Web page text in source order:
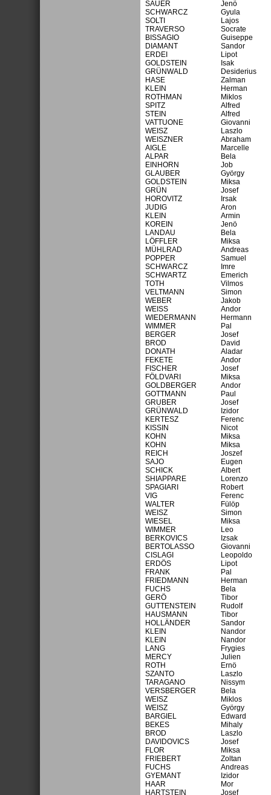
SAUER
Jenö
SCHWARCZ
Gyula
SOLTI
Lajos
TRAVERSO
Socrate
BISSAGIO
Guiseppe
DIAMANT
Sandor
ERDEI
Lipot
GOLDSTEIN
Isak
GRÜNWALD
Desiderius
HASE
Zalman
KLEIN
Herman
ROTHMAN
Miklos
SPITZ
Alfred
STEIN
Alfred
VATTUONE
Giovanni
WEISZ
Laszlo
WEISZNER
Abraham
AIGLE
Marcelle
ALPAR
Bela
EINHORN
Job
GLAUBER
György
GOLDSTEIN
Miksa
GRÜN
Josef
HOROVITZ
Irsak
JUDIG
Aron
KLEIN
Armin
KOREIN
Jenö
LANDAU
Bela
LÖFFLER
Miksa
MÜHLRAD
Andreas
POPPER
Samuel
SCHWARCZ
Imre
SCHWARTZ
Emerich
TOTH
Vilmos
VELTMANN
Simon
WEBER
Jakob
WEISS
Andor
WIEDERMANN
Hermann
WIMMER
Pal
BERGER
Josef
BROD
David
DONATH
Aladar
FEKETE
Andor
FISCHER
Josef
FÖLDVARI
Miksa
GOLDBERGER
Andor
GOTTMANN
Paul
GRUBER
Josef
GRÜNWALD
Izidor
KERTESZ
Ferenc
KISSIN
Nicot
KOHN
Miksa
KOHN
Miksa
REICH
Joszef
SAJO
Eugen
SCHICK
Albert
SHIAPPARE
Lorenzo
SPAGIARI
Robert
VIG
Ferenc
WALTER
Fülöp
WEISZ
Simon
WIESEL
Miksa
WIMMER
Leo
BERKOVICS
Izsak
BERTOLASSO
Giovanni
CISLAGI
Leopoldo
ERDÖS
Lipot
FRANK
Pal
FRIEDMANN
Herman
FUCHS
Bela
GERÖ
Tibor
GUTTENSTEIN
Rudolf
HAUSMANN
Tibor
HOLLÄNDER
Sandor
KLEIN
Nandor
KLEIN
Nandor
LANG
Frygies
MERCY
Julien
ROTH
Ernö
SZANTO
Laszlo
TARAGANO
Nissym
VERSBERGER
Bela
WEISZ
Miklos
WEISZ
György
BARGIEL
Edward
BEKES
Mihaly
BROD
Laszlo
DAVIDOVICS
Josef
FLOR
Miksa
FRIEBERT
Zoltan
FUCHS
Andreas
GYEMANT
Izidor
HAAR
Mor
HARTSTEIN
Josef